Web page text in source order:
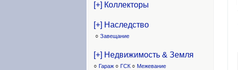
[+] Коллекторы
[+] Наследство
○ Завещание
[+] Недвижимость & Земля
○ Гараж ○ ГСК ○ Межевание